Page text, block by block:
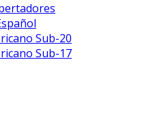
Sub-20
Sub-17